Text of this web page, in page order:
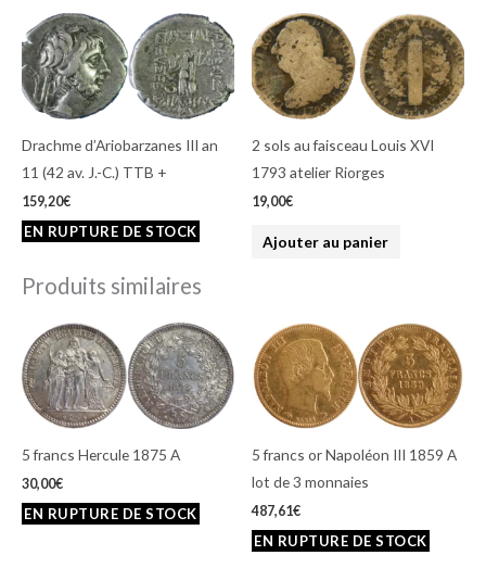
Drachme d’Ariobarzanes III an
11 (42 av. J.-C.) TTB +
159,20€
2 sols au faisceau Louis XVI
1793 atelier Riorges
19,00€
Ajouter au panier
Produits similaires
5 francs Hercule 1875 A
30,00€
5 francs or Napoléon III 1859 A
lot de 3 monnaies
487,61€